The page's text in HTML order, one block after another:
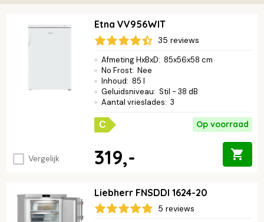
die helemaal bij jou past.
Vergelijk
Etna VV956WIT
35 reviews
Afmeting HxBxD: 85x56x58 cm
No Frost: Nee
Inhoud: 85 l
Geluidsniveau: Stil - 38 dB
Aantal vrieslades: 3
C Op voorraad
319,-
Liebherr FNSDDI 1624-20
5 reviews